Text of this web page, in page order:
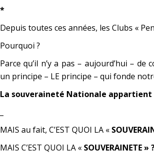
*
Depuis toutes ces années, les Clubs «
Pourquoi ?
Parce qu’il n’y a pas – aujourd’hui –
un principe – LE principe – qui fonde
La souveraineté Nationale appartient
MAIS au fait, C’EST QUOI LA «
MAIS C’EST QUOI LA « SOUVERAINETE »